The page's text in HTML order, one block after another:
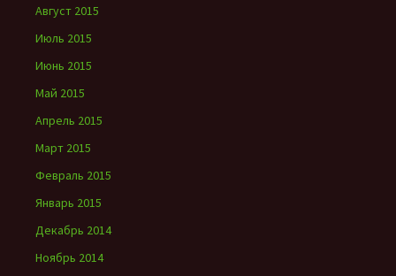
Август 2015
Июль 2015
Июнь 2015
Май 2015
Апрель 2015
Март 2015
Февраль 2015
Январь 2015
Декабрь 2014
Ноябрь 2014